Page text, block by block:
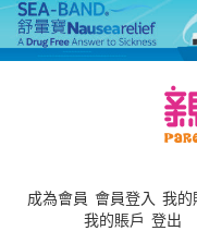
成為會員 會員登入 我的
我的賬戶 登出